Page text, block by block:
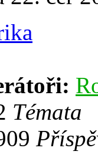
Témata